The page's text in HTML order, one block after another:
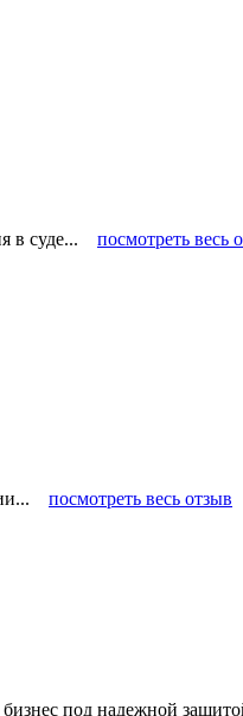
в суде... посмотреть весь
посмотреть весь отзыв
под надежной